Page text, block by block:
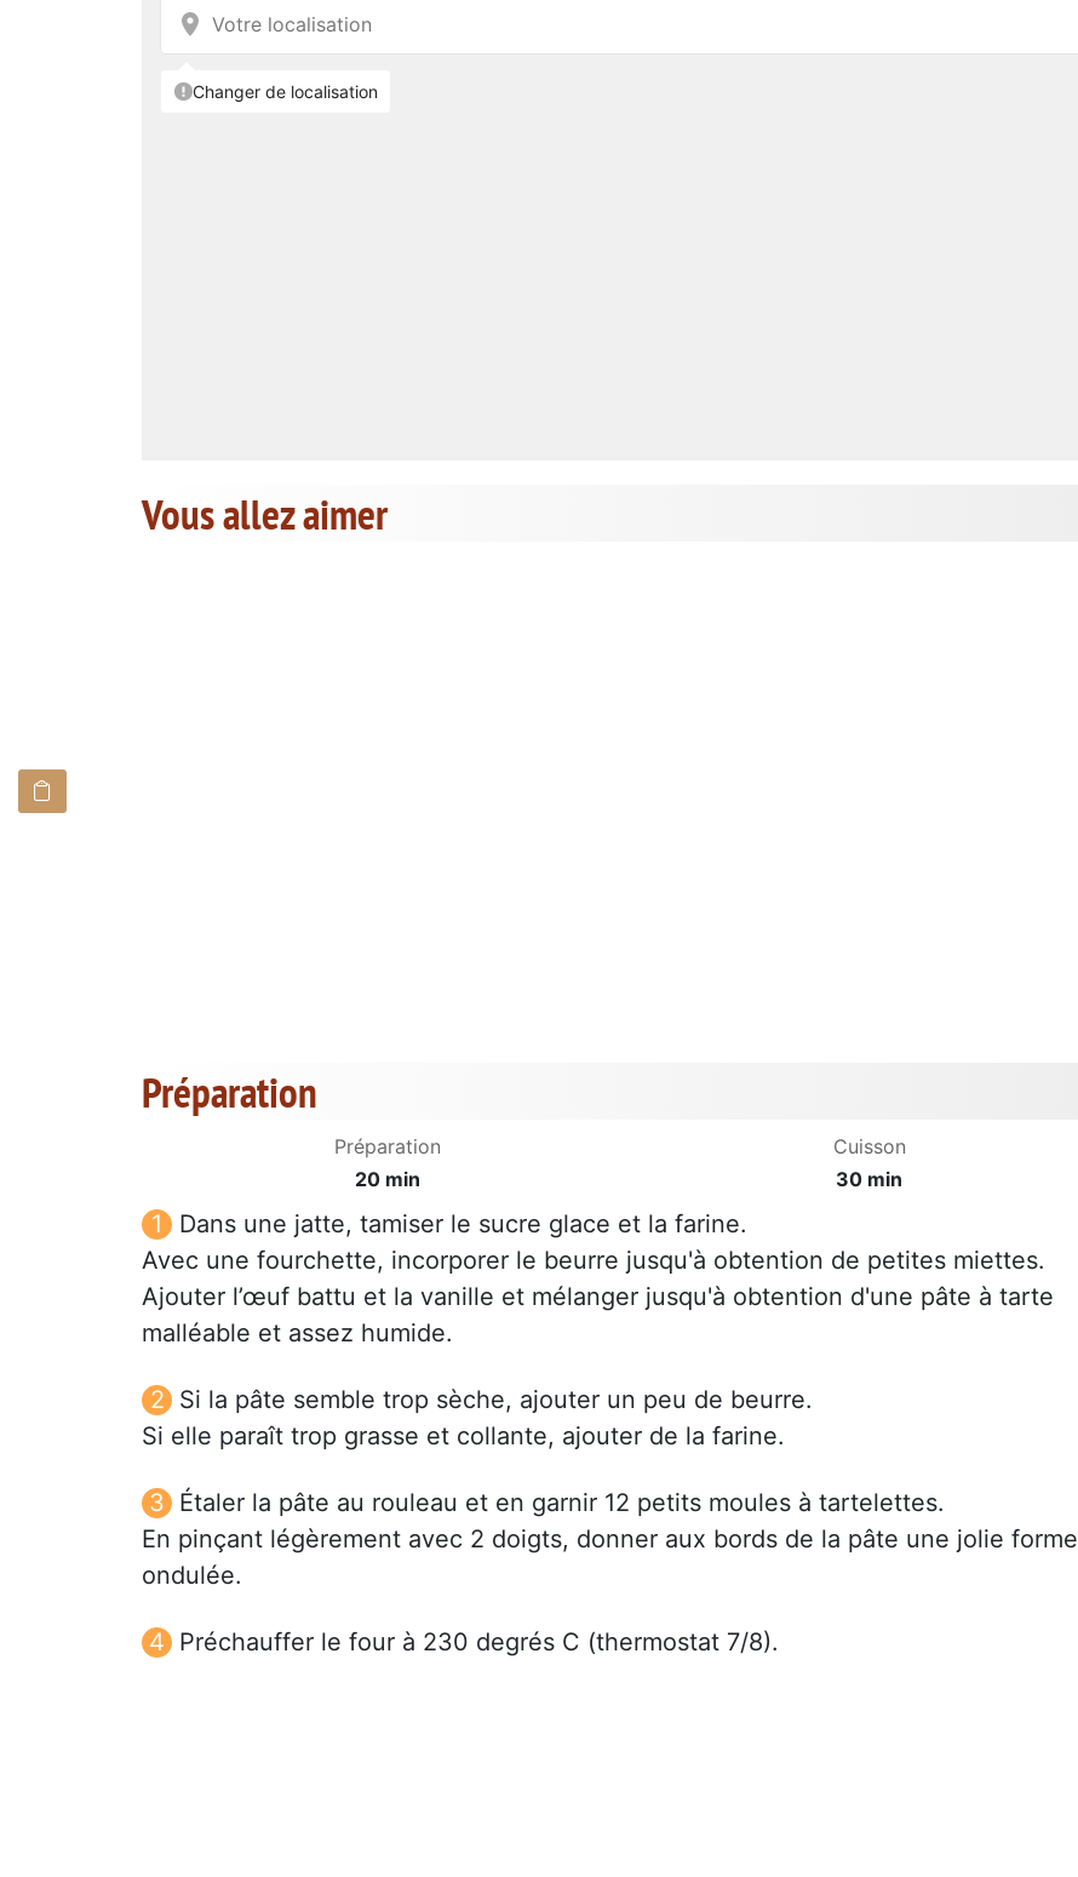
Vous allez aimer
Préparation
Préparation
20 min
Cuisson
30 min
Dans une jatte, tamiser le sucre glace et la farine.
Avec une fourchette, incorporer le beurre jusqu'à obtention de petites miettes.
Ajouter l’œuf battu et la vanille et mélanger jusqu'à obtention d'une pâte à tarte
malléable et assez humide.
Si la pâte semble trop sèche, ajouter un peu de beurre.
Si elle paraît trop grasse et collante, ajouter de la farine.
Étaler la pâte au rouleau et en garnir 12 petits moules à tartelettes.
En pinçant légèrement avec 2 doigts, donner aux bords de la pâte une jolie forme
ondulée.
Préchauffer le four à 230 degrés C (thermostat 7/8).